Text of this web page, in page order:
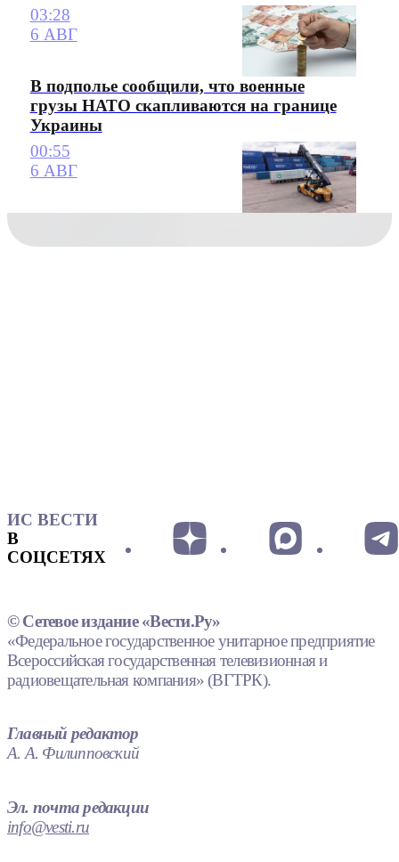
03:28
6 АВГ
В подполье сообщили, что военные
грузы НАТО скапливаются на границе
Украины
00:55
6 АВГ
ИС ВЕСТИ
В
СОЦСЕТЯХ
© Сетевое издание «Вести.Ру»
«Федеральное государственное унитарное предприятие
Всероссийская государственная телевизионная и
радиовещательная компания» (ВГТРК).
Главный редактор
А. А. Филипповский
Эл. почта редакции
info@vesti.ru